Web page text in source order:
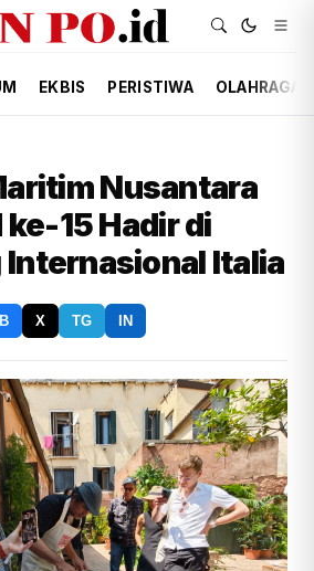
EKBIS PERISTIWA OLAHRAGA
Nusantara
15 Hadir di
Internasional Italia
X TG IN